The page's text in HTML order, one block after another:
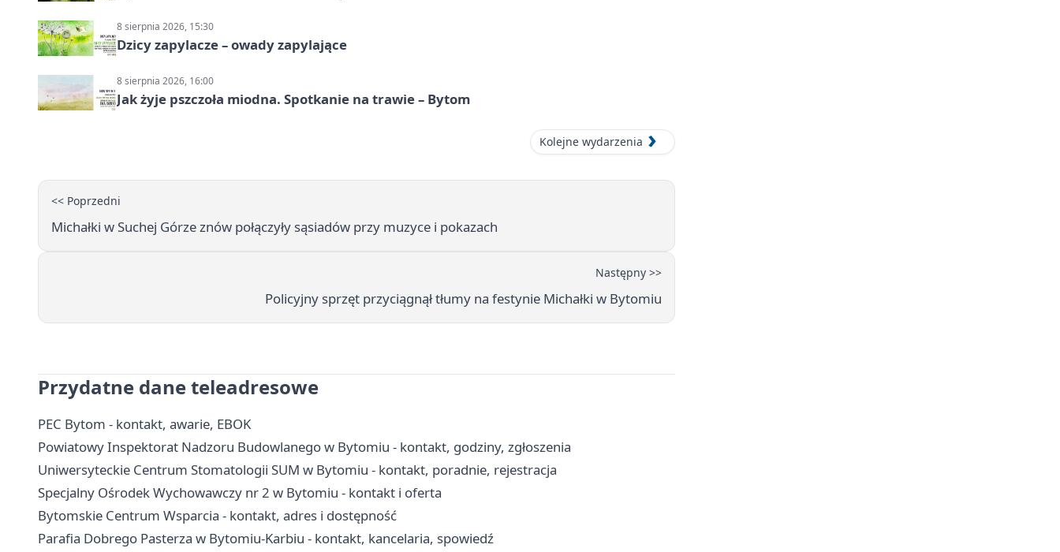
8 sierpnia 2026, 15:30
Dzicy zapylacze – owady zapylające
8 sierpnia 2026, 16:00
Jak żyje pszczoła miodna. Spotkanie na trawie – Bytom
Kolejne wydarzenia
<< Poprzedni
Michałki w Suchej Górze znów połączyły sąsiadów przy muzyce i pokazach
Następny >>
Policyjny sprzęt przyciągnął tłumy na festynie Michałki w Bytomiu
Przydatne dane teleadresowe
PEC Bytom - kontakt, awarie, EBOK
Powiatowy Inspektorat Nadzoru Budowlanego w Bytomiu - kontakt, godziny, zgłoszenia
Uniwersyteckie Centrum Stomatologii SUM w Bytomiu - kontakt, poradnie, rejestracja
Specjalny Ośrodek Wychowawczy nr 2 w Bytomiu - kontakt i oferta
Bytomskie Centrum Wsparcia - kontakt, adres i dostępność
Parafia Dobrego Pasterza w Bytomiu-Karbiu - kontakt, kancelaria, spowiedź